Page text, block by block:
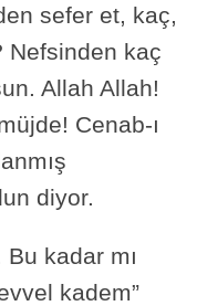
sefer et, kaç,
Nefsinden kaç
Allah Allah!
Cenab-ı
diyor.
Bu kadar mı
kadem”